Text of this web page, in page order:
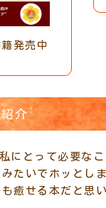
発売中
介
にとって必要な
たいでホッとし
癒せる本だと思